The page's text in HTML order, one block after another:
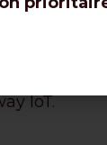
longues
IoT.